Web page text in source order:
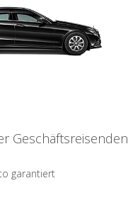
Geschäftsreisenden
garantiert